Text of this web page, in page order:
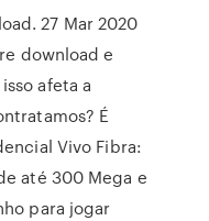
27 Mar 2020
download e
afeta a
É
Vivo Fibra:
até 300 Mega e
para jogar